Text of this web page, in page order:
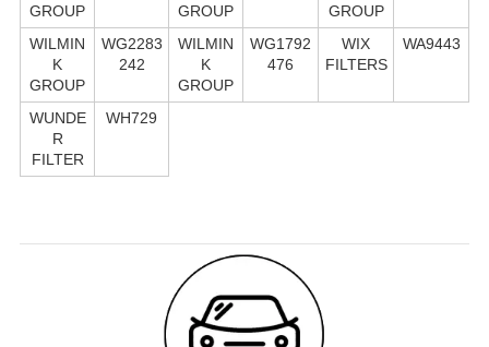
GROUP
GROUP
GROUP
WILMIN
K
GROUP
WG2283
242
WILMIN
K
GROUP
WG1792
476
WIX
FILTERS
WA9443
WUNDE
R
FILTER
WH729